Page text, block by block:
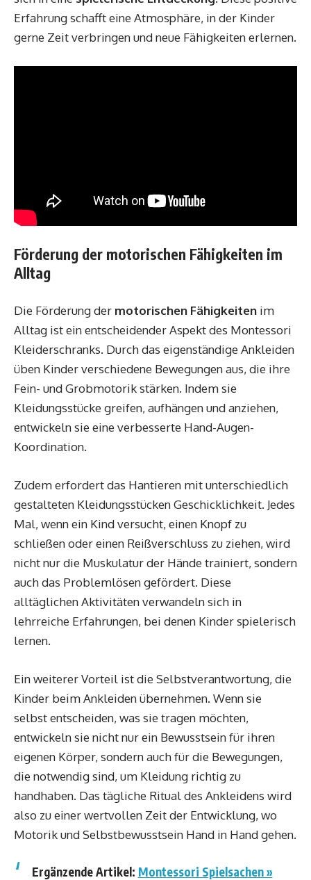
Erfahrung schafft eine Atmosphäre, in der Kinder
gerne Zeit verbringen und neue Fähigkeiten erlernen.
Förderung der motorischen Fähigkeiten im
Alltag
Die Förderung der motorischen Fähigkeiten im
Alltag ist ein entscheidender Aspekt des Montessori
Kleiderschranks. Durch das eigenständige Ankleiden
üben Kinder verschiedene Bewegungen aus, die ihre
Fein- und Grobmotorik stärken. Indem sie
Kleidungsstücke greifen, aufhängen und anziehen,
entwickeln sie eine verbesserte Hand-Augen-
Koordination.
Zudem erfordert das Hantieren mit unterschiedlich
gestalteten Kleidungsstücken Geschicklichkeit. Jedes
Mal, wenn ein Kind versucht, einen Knopf zu
schließen oder einen Reißverschluss zu ziehen, wird
nicht nur die Muskulatur der Hände trainiert, sondern
auch das Problemlösen gefördert. Diese
alltäglichen Aktivitäten verwandeln sich in
lehrreiche Erfahrungen, bei denen Kinder spielerisch
lernen.
Ein weiterer Vorteil ist die Selbstverantwortung, die
Kinder beim Ankleiden übernehmen. Wenn sie
selbst entscheiden, was sie tragen möchten,
entwickeln sie nicht nur ein Bewusstsein für ihren
eigenen Körper, sondern auch für die Bewegungen,
die notwendig sind, um Kleidung richtig zu
handhaben. Das tägliche Ritual des Ankleidens wird
also zu einer wertvollen Zeit der Entwicklung, wo
Motorik und Selbstbewusstsein Hand in Hand gehen.
Ergänzende Artikel: Montessori Spielsachen »